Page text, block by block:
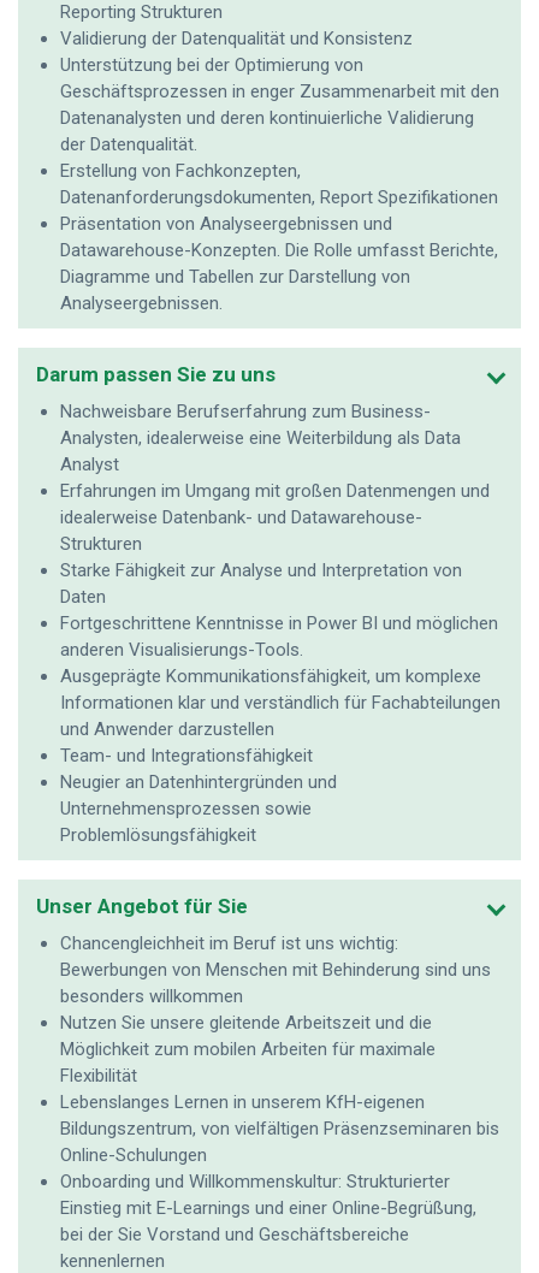
Reporting Strukturen
Validierung der Datenqualität und Konsistenz
Unterstützung bei der Optimierung von
Geschäftsprozessen in enger Zusammenarbeit mit den
Datenanalysten und deren kontinuierliche Validierung
der Datenqualität.
Erstellung von Fachkonzepten,
Datenanforderungsdokumenten, Report Spezifikationen
Präsentation von Analyseergebnissen und
Datawarehouse-Konzepten. Die Rolle umfasst Berichte,
Diagramme und Tabellen zur Darstellung von
Analyseergebnissen.
Darum passen Sie zu uns
Nachweisbare Berufserfahrung zum Business-
Analysten, idealerweise eine Weiterbildung als Data
Analyst
Erfahrungen im Umgang mit großen Datenmengen und
idealerweise Datenbank- und Datawarehouse-
Strukturen
Starke Fähigkeit zur Analyse und Interpretation von
Daten
Fortgeschrittene Kenntnisse in Power BI und möglichen
anderen Visualisierungs-Tools.
Ausgeprägte Kommunikationsfähigkeit, um komplexe
Informationen klar und verständlich für Fachabteilungen
und Anwender darzustellen
Team- und Integrationsfähigkeit
Neugier an Datenhintergründen und
Unternehmensprozessen sowie
Problemlösungsfähigkeit
Unser Angebot für Sie
Chancengleichheit im Beruf ist uns wichtig:
Bewerbungen von Menschen mit Behinderung sind uns
besonders willkommen
Nutzen Sie unsere gleitende Arbeitszeit und die
Möglichkeit zum mobilen Arbeiten für maximale
Flexibilität
Lebenslanges Lernen in unserem KfH-eigenen
Bildungszentrum, von vielfältigen Präsenzseminaren bis
Online-Schulungen
Onboarding und Willkommenskultur: Strukturierter
Einstieg mit E-Learnings und einer Online-Begrüßung,
bei der Sie Vorstand und Geschäftsbereiche
kennenlernen